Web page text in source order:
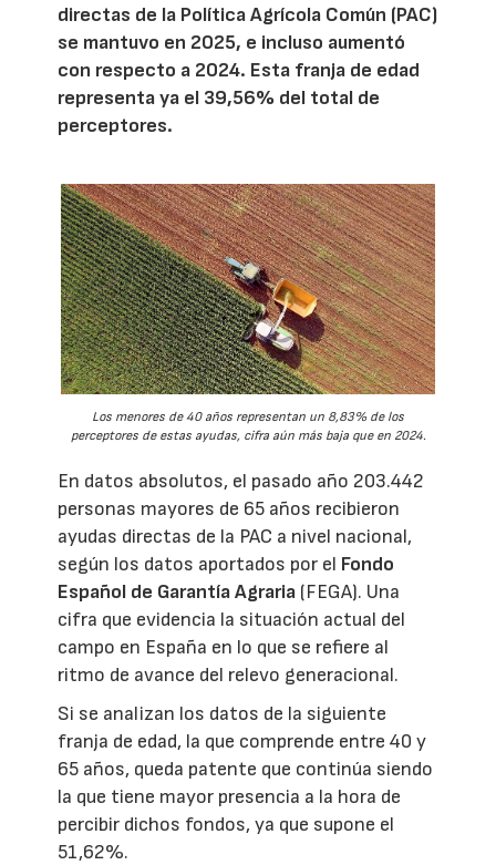
directas de la Política Agrícola Común (PAC)
se mantuvo en 2025, e incluso aumentó
con respecto a 2024. Esta franja de edad
representa ya el 39,56% del total de
perceptores.
Los menores de 40 años representan un 8,83% de los
perceptores de estas ayudas, cifra aún más baja que en 2024.
En datos absolutos, el pasado año 203.442
personas mayores de 65 años recibieron
ayudas directas de la PAC a nivel nacional,
según los datos aportados por el Fondo
Español de Garantía Agraria (FEGA). Una
cifra que evidencia la situación actual del
campo en España en lo que se refiere al
ritmo de avance del relevo generacional.
Si se analizan los datos de la siguiente
franja de edad, la que comprende entre 40 y
65 años, queda patente que continúa siendo
la que tiene mayor presencia a la hora de
percibir dichos fondos, ya que supone el
51,62%.